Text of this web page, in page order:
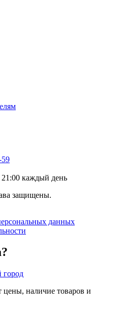
59
21:00 каждый день
защищены.
данных
город
цены, наличие товаров и